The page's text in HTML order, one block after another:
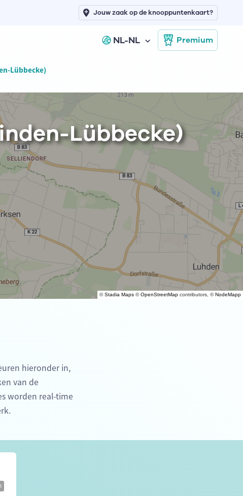
NL-NL Premium
Jouw zaak op de knooppuntenkaart?
Lübbecke)
©Stadia Maps ©OpenStreetMap contributors, ©NodeMapp
Lübbecke)
hieronder in,
van de
worden real-time